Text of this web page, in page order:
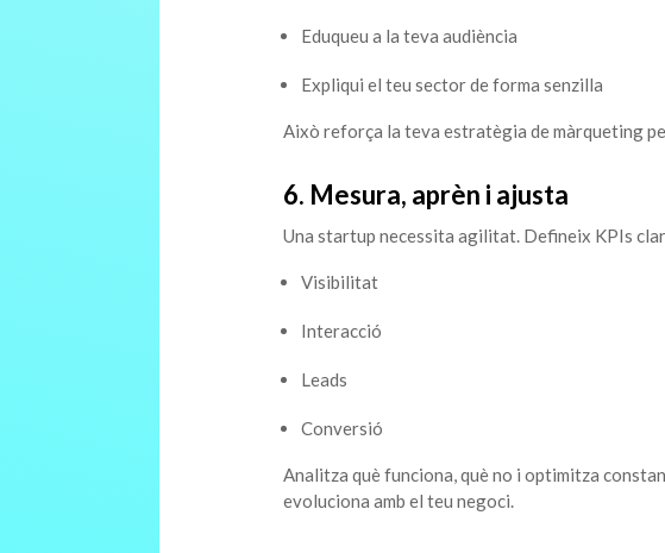
Eduqueu a la teva audiència
Expliqui el teu sector de forma senzilla
Això reforça la teva estratègia de màrqueting
6. Mesura, aprèn i ajusta
Una startup necessita agilitat. Defineix KPIs
Visibilitat
Interacció
Leads
Conversió
Analitza què funciona, què no i optimitza
evoluciona amb el teu negoci.